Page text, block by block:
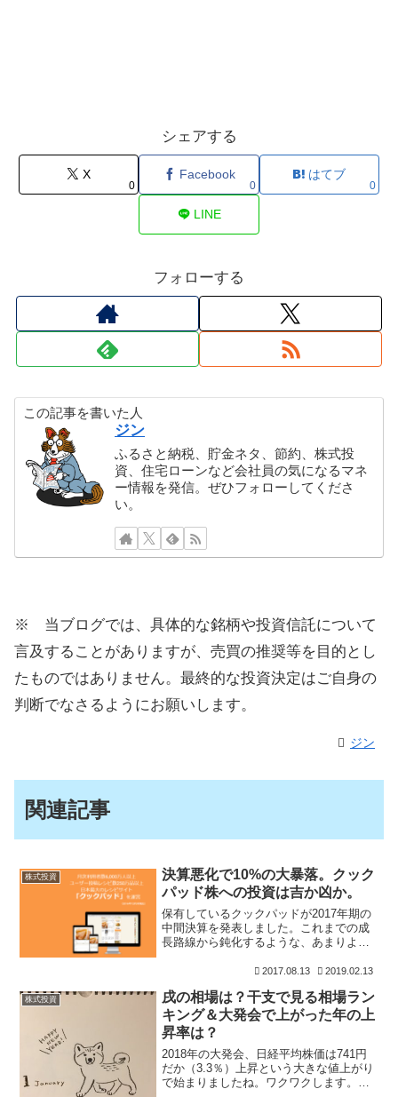
シェアする
X
0
Facebook
0
はてブ
0
LINE
フォローする
この記事を書いた人
ジン
ふるさと納税、貯金ネタ、節約、株式投
資、住宅ローンなど会社員の気になるマネ
ー情報を発信。ぜひフォローしてくださ
い。
※ 当ブログでは、具体的な銘柄や投資信託について
言及することがありますが、売買の推奨等を目的とし
たものではありません。最終的な投資決定はご自身の
判断でなさるようにお願いします。
ジン
関連記事
株式投資
決算悪化で10%の大暴落。クック
パッド株への投資は吉か凶か。
保有しているクックパッドが2017年期の
中間決算を発表しました。これまでの成
長路線から鈍化するような、あまりよろ
あって、下がり続けている株価はさらに
ころが悪いんだろう？
2017.08.13 2019.02.13
株式投資
戌の相場は？干支で見る相場ラン
キング＆大発会で上がった年の上
昇率は？
2018年の大発会、日経平均株価は741円
だか（3.3％）上昇という大きな値上がり
で始まりましたね。ワクワクします。あ